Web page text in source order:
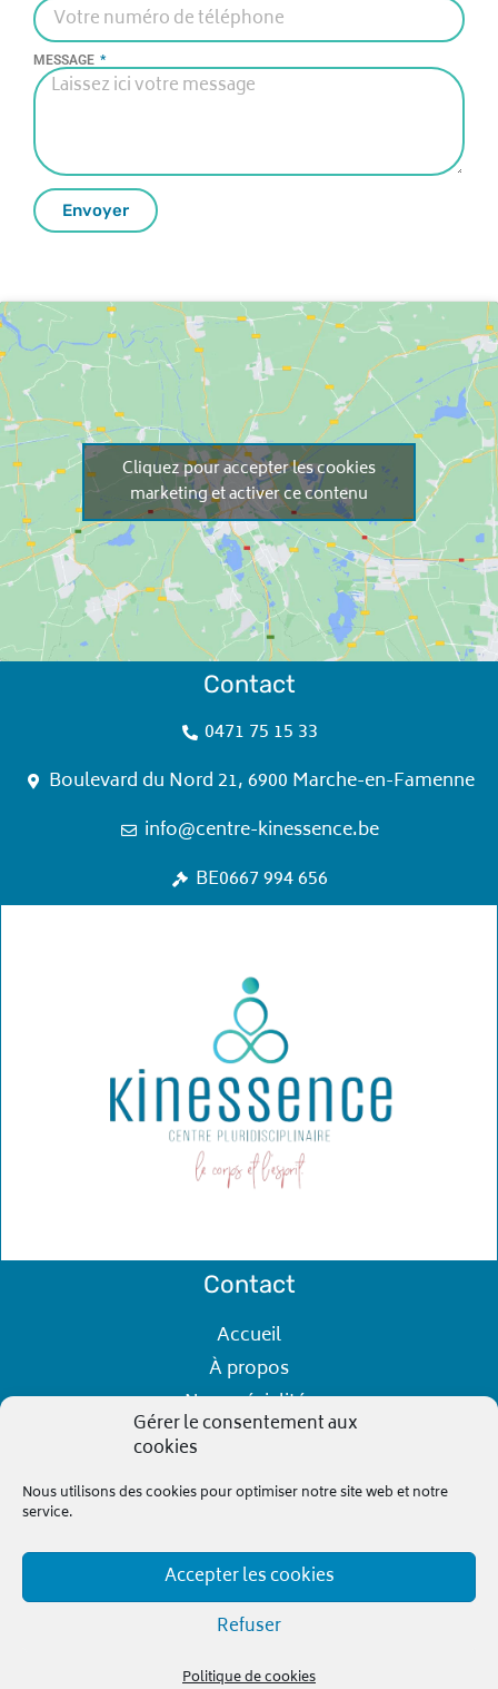
Gérer le consentement aux
cookies
Nous utilisons des cookies pour optimiser notre site web et notre
service.
Accepter les cookies
Refuser
Politique de cookies
MESSAGE
Envoyer
Cliquez pour accepter les cookies
marketing et activer ce contenu
Contact
0471 75 15 33
Boulevard du Nord 21, 6900 Marche-en-Famenne
info@centre-kinessence.be
BE0667 994 656
Contact
Accueil
À propos
Nos spécialités
Notre équipe
Kinessence